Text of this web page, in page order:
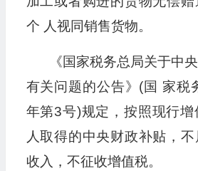
个 人视同销售货物。
《国家税务总局关于中
有关问题的公告》(国 家税
年第3号)规定，按照现行
人取得的中央财政补贴，
收入，不征收增值税。